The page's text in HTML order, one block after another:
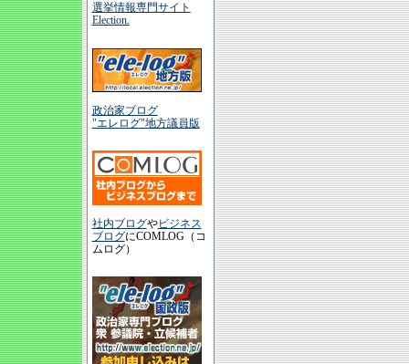
選挙情報専門サイト
Election.
政治家ブログ
"エレログ"地方議員版
社内ブログやビジネス
ブログにCOMLOG（コ
ムログ）